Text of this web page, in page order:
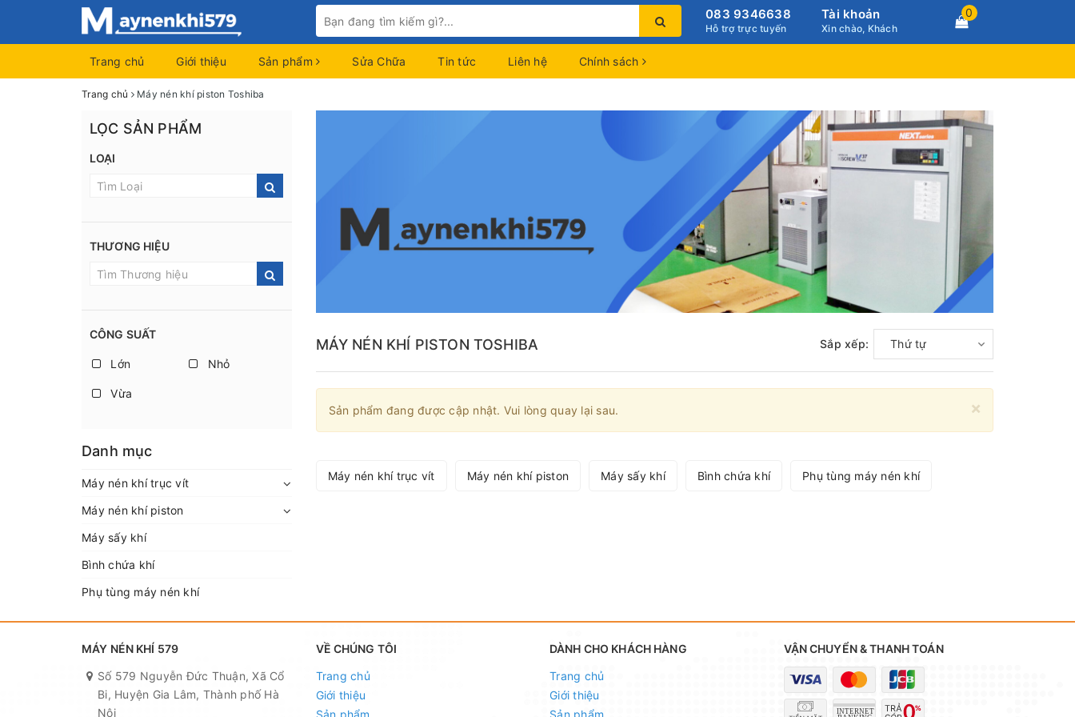
083 9346638
Hỗ trợ trực tuyến
Tài khoản
Xin chào, Khách
0
Trang chủ Giới thiệu Sản phẩm Sửa Chữa Tin tức Liên hệ Chính sách
Trang chủ Máy nén khí piston Toshiba
LỌC SẢN PHẨM
LOẠI
THƯƠNG HIỆU
CÔNG SUẤT
Lớn Nhỏ
Vừa
Danh mục
Máy nén khí trục vít
Máy nén khí piston
Máy sấy khí
Bình chứa khí
Phụ tùng máy nén khí
MÁY NÉN KHÍ PISTON TOSHIBA Sắp xếp: Thứ tự
×
Sản phẩm đang được cập nhật. Vui lòng quay lại sau.
Máy nén khí trục vít Máy nén khí piston Máy sấy khí Bình chứa khí Phụ tùng máy nén khí
MÁY NÉN KHÍ 579
Số 579 Nguyễn Đức Thuận, Xã Cổ
Bi, Huyện Gia Lâm, Thành phố Hà
Nội
VỀ CHÚNG TÔI
Trang chủ
Giới thiệu
DÀNH CHO KHÁCH HÀNG
Trang chủ
Giới thiệu
VẬN CHUYỂN & THANH TOÁN